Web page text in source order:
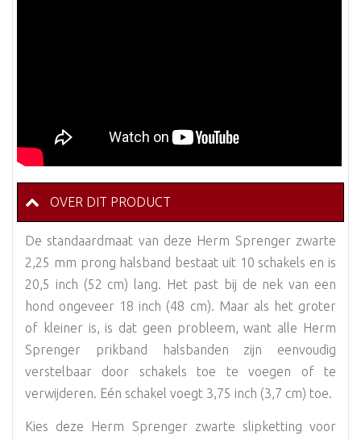
OVER DIT PRODUCT
De standaardmaat van deze Herm Sprenger zwarte
2,25 mm prong halsband bestaat uit 10 schakels en is
20,5 inch (52 cm) lang. Het past bij de nek van een
hond ongeveer 18 inch (48 cm). Maar als het groter
of kleiner is, is dat geen probleem, want alle Herm
Sprenger prikband halsbanden zijn eenvoudig
verstelbaar door schakels toe te voegen of te
verwijderen. Eén schakel voegt 3,75 inch (3,7 cm) toe.
Kies deze Herm Sprenger zwarte slipketting voor